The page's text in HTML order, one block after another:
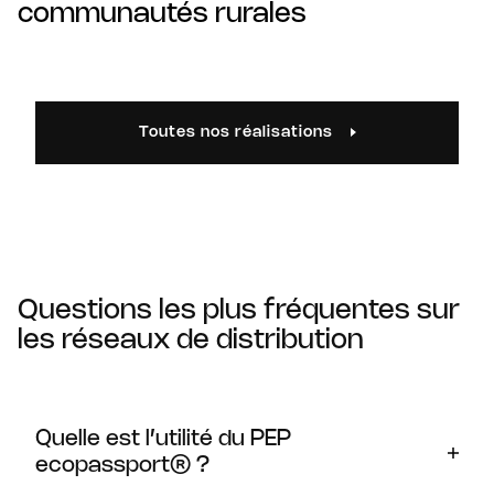
communautés rurales
Toutes nos réalisations
Questions les plus fréquentes sur
les réseaux de distribution
Quelle est l’utilité du PEP
ecopassport® ?